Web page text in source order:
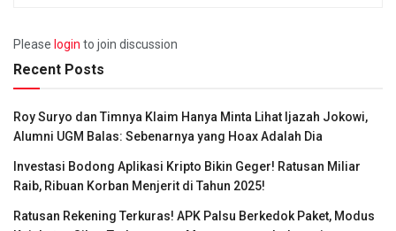
Please login to join discussion
Recent Posts
Roy Suryo dan Timnya Klaim Hanya Minta Lihat Ijazah Jokowi,
Alumni UGM Balas: Sebenarnya yang Hoax Adalah Dia
Investasi Bodong Aplikasi Kripto Bikin Geger! Ratusan Miliar
Raib, Ribuan Korban Menjerit di Tahun 2025!
Ratusan Rekening Terkuras! APK Palsu Berkedok Paket, Modus